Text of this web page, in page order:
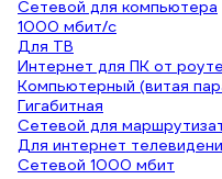
Сетевой для компьютера
1000 мбит/с
Для ТВ
Интернет для ПК от
Компьютерный (витая
Гигабитная
Сетевой для
Для интернет
Сетевой 1000 мбит